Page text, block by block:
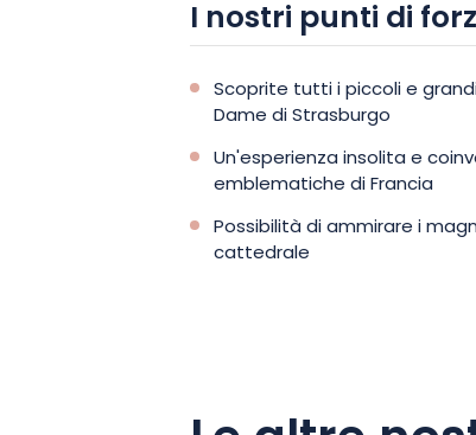
I nostri punti di
Scoprite tutti i piccoli e
Dame di Strasburgo
Un'esperienza insolita e
emblematiche di Francia
Possibilità di ammirare i
cattedrale